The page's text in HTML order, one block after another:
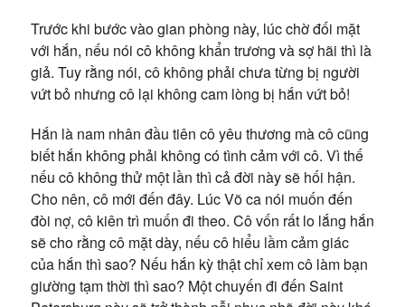
Trước khi bước vào gian phòng này, lúc chờ đối mặt
với hắn, nếu nói cô không khẩn trương và sợ hãi thì là
giả. Tuy rằng nói, cô không phải chưa từng bị người
vứt bỏ nhưng cô lại không cam lòng bị hắn vứt bỏ!
Hắn là nam nhân đầu tiên cô yêu thương mà cô cũng
biết hắn không phải không có tình cảm với cô. Vì thế
nếu cô không thử một lần thì cả đời này sẽ hối hận.
Cho nên, cô mới đến đây. Lúc Võ ca nói muốn đến
đòi nợ, cô kiên trì muốn đi theo. Cô vốn rất lo lắng hắn
sẽ cho rằng cô mặt dày, nếu cô hiểu lầm cảm giác
của hắn thì sao? Nếu hắn kỳ thật chỉ xem cô làm bạn
giường tạm thời thì sao? Một chuyến đi đến Saint